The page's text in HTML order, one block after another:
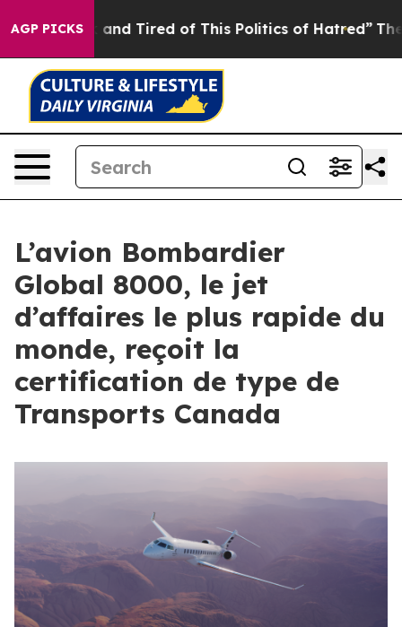
AGP PICKS
and Tired of This Politics of Hatred” The Story
L’avion Bombardier
Global 8000, le jet
d’affaires le plus rapide du
monde, reçoit la
certification de type de
Transports Canada